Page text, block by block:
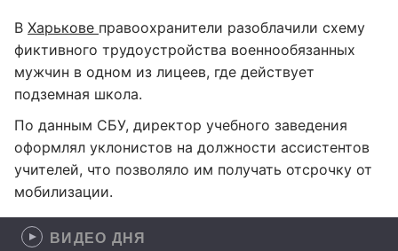
В Харькове правоохранители разоблачили схему
фиктивного трудоустройства военнообязанных
мужчин в одном из лицеев, где действует
подземная школа.
По данным СБУ, директор учебного заведения
оформлял уклонистов на должности ассистентов
учителей, что позволяло им получать отсрочку от
мобилизации.
ВИДЕО ДНЯ